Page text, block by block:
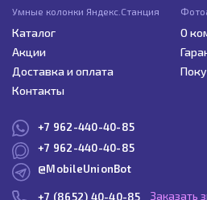
Умные колонки Яндекс.Станция
Каталог
О
Акции
Доставка и оплата
Контакты
+7 962-440-40-85
+7 962-440-40-85
@MobileUnionBot
+7 (8652) 40-40-85 Заказать